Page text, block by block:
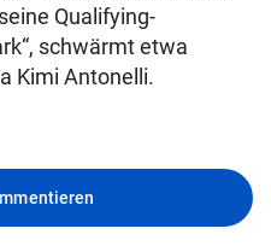
Qualifying-
schwärmt etwa
Kimi Antonelli.